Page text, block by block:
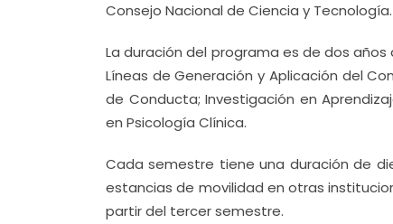
Consejo Nacional de Ciencia y Tecnología.
La duración del programa es de dos
Líneas de Generación y Aplicación del
de Conducta; Investigación en
en Psicología Clínica.
Cada semestre tiene una duración de
estancias de movilidad en otras
partir del tercer semestre.